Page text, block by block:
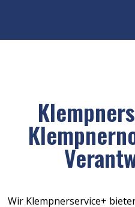
Wir Klempnerservice+